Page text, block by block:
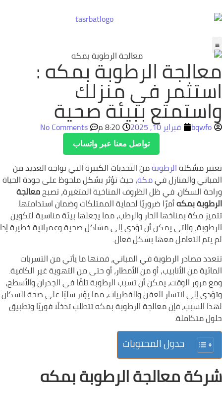
معالجة الرطوبة بمكه :
استثمر في منزلك
واستمتع ببيئة صحية
bqwfo فبراير 10, 2025 8:20 م No Comments
تواصل معنا عبر واتساب
تعتبر مشكلةالرطوبةمن التحديات الكبيرة التي تواجه العديد من
المباني والمنازل فيمكة، حيث تؤثر بشكل ملحوظ على جودة الحياة
وراحة السكان. في ظل الظروف المناخية المتغيرة، تصبحمعالجة
الرطوبة بمكهأمرًا ضروريًا لحماية الممتلكات وضمان استدامتها.
تتميز مكة بمناخها الحار والرطب، مما يجعلها بيئة مناسبة لتكوين
الرطوبة، والتي يمكن أن تؤدي إلى مشاكل صحية وعمرانية خطيرة إذا
لم يتم التعامل معها بشكل فعال.
تتعدد مصادر الرطوبة في المباني، فمنها ما يأتي من التسربات
المائية من الأنابيب، أو من الأمطار، أو حتى من التهوية غير الكافية.
ومع مرور الوقت، يمكن أن تسبب الرطوبة تلفًا في الجدران والأسطح،
وتؤدي إلى انتشار العفن والفطريات، مما يؤثر سلبًا على صحة السكان.
لهذا السبب، فإن معالجة الرطوبة بمكه تتطلب تدخلًا فوريًا وتطبيق
حلول متكاملة.
جدول المحتويات
شركة معالجة الرطوبة بمكه